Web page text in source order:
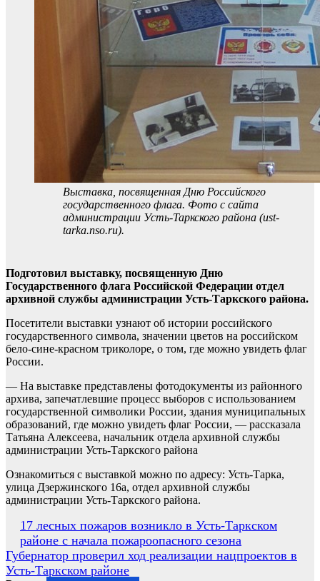
Выставка, посвященная Дню Российского
государственного флага. Фото с сайта
администрации Усть-Таркского района (ust-
tarka.nso.ru).
Подготовил выставку, посвященную Дню
Государственного флага Российской Федерации отдел
архивной службы администрации Усть-Таркского района.
Посетители выставки узнают об истории российского
государственного символа, значении цветов на российском
бело-сине-красном триколоре, о том, где можно увидеть флаг
России.
— На выставке представлены фотодокументы из районного
архива, запечатлевшие процесс выборов с использованием
государственной символики России, здания муниципальных
образований, где можно увидеть флаг России, — рассказала
Татьяна Алексеева, начальник отдела архивной службы
администрации Усть-Таркского района
Ознакомиться с выставкой можно по адресу: Усть-Тарка,
улица Дзержинского 16а, отдел архивной службы
администрации Усть-Таркского района.
Навигация
по
записям
17 лесных пожаров возникло в Усть-Таркском
районе с начала пожароопасного сезона
Губернатор проверил ход реализации нацпроектов в
Усть-Таркском районе